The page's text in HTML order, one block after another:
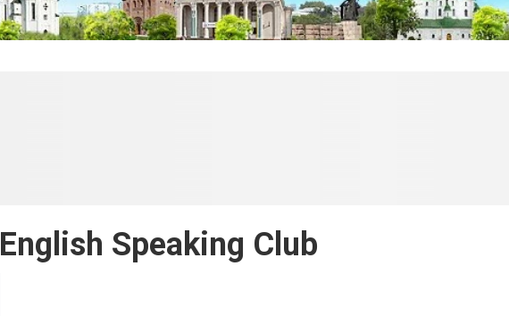
English Speaking Club